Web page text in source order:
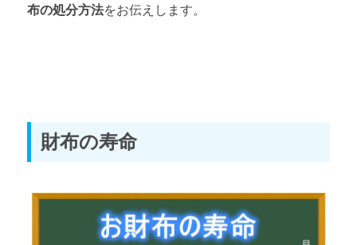
金運がアップするお財布の使い方
金運がアップするお金の使い方
金運がアップするお金の稼ぎ方
金運がアップする節約と貯金方法
布の処分方法をお伝えします。
財布の寿命